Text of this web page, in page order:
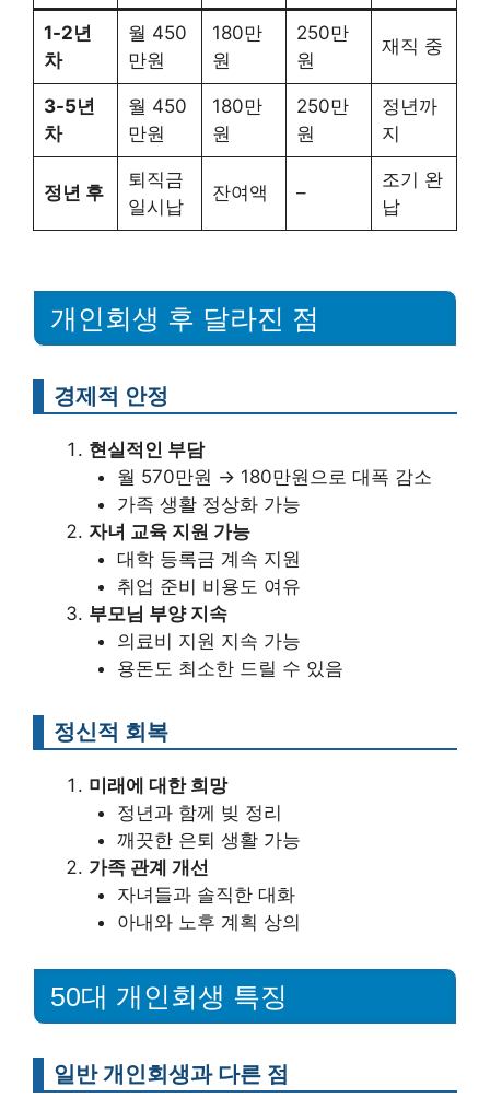
1-2년
차
월 450
만원
180만
원
250만
원
재직 중
3-5년
차
월 450
만원
180만
원
250만
원
정년까
지
정년 후
퇴직금
일시납
잔여액 –
조기 완
납
개인회생 후 달라진 점
경제적 안정
현실적인 부담
월 570만원 → 180만원으로 대폭 감소
가족 생활 정상화 가능
자녀 교육 지원 가능
대학 등록금 계속 지원
취업 준비 비용도 여유
부모님 부양 지속
의료비 지원 지속 가능
용돈도 최소한 드릴 수 있음
정신적 회복
미래에 대한 희망
정년과 함께 빚 정리
깨끗한 은퇴 생활 가능
가족 관계 개선
자녀들과 솔직한 대화
아내와 노후 계획 상의
50대 개인회생 특징
일반 개인회생과 다른 점